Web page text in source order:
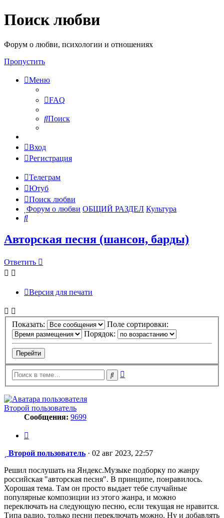
Поиск любви
Форум о любви, психологии и отношениях
Пропустить
Меню
FAQ
Поиск
Вход
Регистрация
Телеграм
Ютуб
Поиск любви
Форум о любви ОБЩИЙ РАЗДЕЛ Культура
Поиск
Авторская песня (шансон, барды)
Ответить
Версия для печати
Показать:
Поле сортировки:
Порядок:
Поиск
Второй пользователь
Сообщения: 9699
Сообщение
Второй пользователь · 02 авг 2023, 22:57
Решил послушать на Яндекс.Музыке подборку по жанру
российская "авторская песня". В принципе, понравилось.
Хорошая тема. Там он просто выдает тебе случайные
популярные композиции из этого жанра, и можно
переключать на следующую песню, если текущая не нравится.
Типа радио, только песни переключать можно. Ну и добавлять